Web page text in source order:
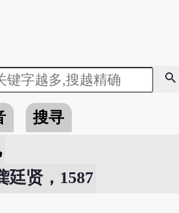
search
搜寻
廷贤，1587